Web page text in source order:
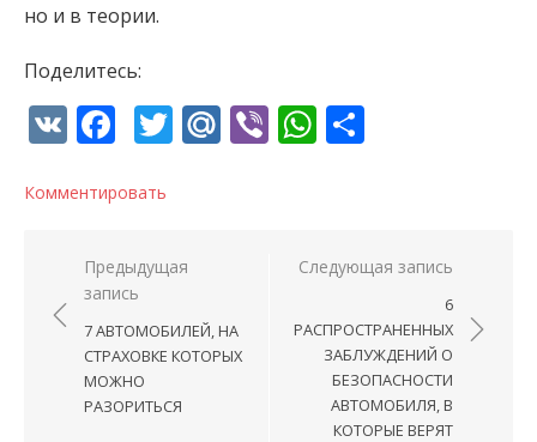
но и в теории.
Поделитесь:
VK Facebook
Twitter
Mail.Ru
ViberWhatsApp
Комментировать
Навигация по записям
Предыдущая
запись
7 АВТОМОБИЛЕЙ, НА
СТРАХОВКЕ КОТОРЫХ
МОЖНО
РАЗОРИТЬСЯ
Следующая запись
6
РАСПРОСТРАНЕННЫХ
ЗАБЛУЖДЕНИЙ О
БЕЗОПАСНОСТИ
АВТОМОБИЛЯ, В
КОТОРЫЕ ВЕРЯТ